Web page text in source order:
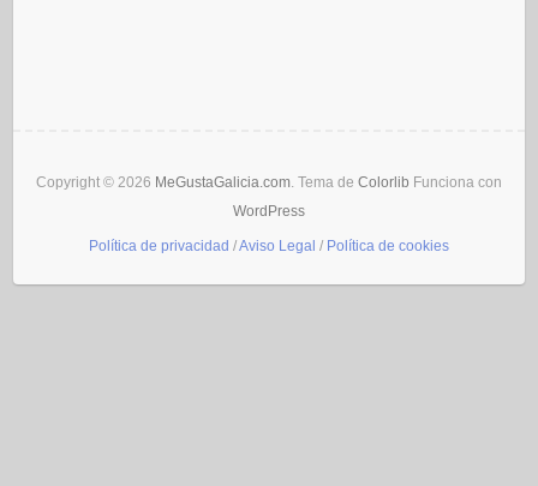
Copyright © 2026 MeGustaGalicia.com. Tema de Colorlib Funciona con
WordPress
Política de privacidad /Aviso Legal / Política de cookies